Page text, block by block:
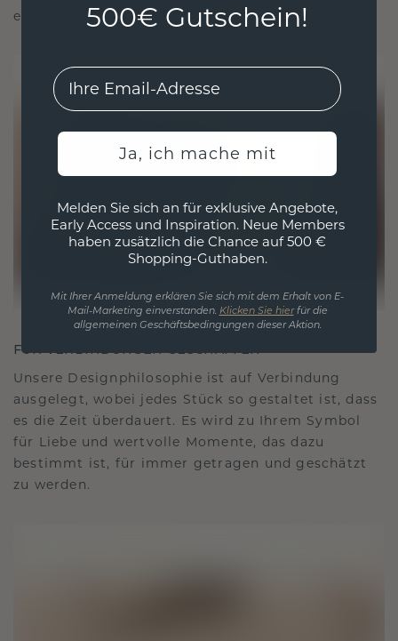
ethisch wie exquisit ist.
FÜR VERBINDUNGEN GESCHAFFEN
Unsere Designphilosophie ist auf Verbindung
ausgelegt, wobei jedes Stück so gestaltet ist, dass
es die Zeit überdauert. Es wird zu Ihrem Symbol
für Liebe und wertvolle Momente, das dazu
bestimmt ist, für immer getragen und geschätzt
zu werden.
500€ Gutschein!
EMail
Ja, ich mache mit
Melden Sie sich an für exklusive Angebote,
Early Access und Inspiration. Neue Members
haben zusätzlich die Chance auf 500 €
Shopping-Guthaben.
Mit Ihrer Anmeldung erklären Sie sich mit dem Erhalt von E-
Mail-Marketing einverstanden. Klicken Sie hierfür die
allgemeinen Geschäftsbedingungen dieser Aktion.